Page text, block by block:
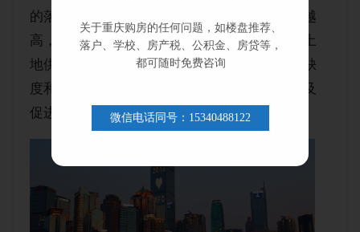
的落地推进，刚才说的这些板块的需求会越来越
高，直至外溢到其他板块。所以与其关注重庆土
地供应量，我们更应该关注重庆核心资源的稀缺
度和重庆大力发展对外地人口流入的带动，以及
促进重庆本地自身购买力的提升上。
关于重庆购房的任何问题，如楼盘推荐、
落户、学校、房产税、公积金、房贷等，
都可随时免费咨询
微信电话同号：15340488122